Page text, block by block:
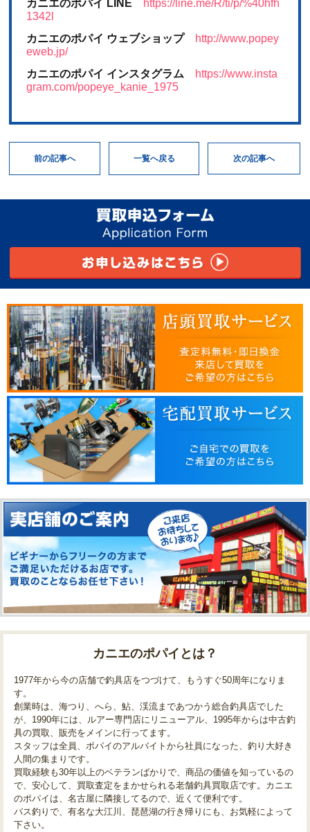
カニエのポパイ LINE
https://line.me/R/ti/p/%40hfh
1342l
カニエのポパイ ウェブショップ
http://www.popey
eweb.jp/
カニエのポパイ インスタグラム
https://www.insta
gram.com/popeye_kanie_1975
前の記事へ 一覧へ戻る 次の記事へ
カニエのポパイとは？
1977年から今の店舗で釣具店をつづけて、もうすぐ50周年になりま
す。
創業時は、海つり、へら、鮎、渓流まであつかう総合釣具店でした
が、1990年には、ルアー専門店にリニューアル、1995年からは中古釣
具の買取、販売をメインに行ってます。
スタッフは全員、ポパイのアルバイトから社員になった、釣り大好き
人間の集まりです。
買取経験も30年以上のベテランばかりで、商品の価値を知っているの
で、安心して、買取査定をまかせられる老舗釣具買取店です。カニエ
のポパイは、名古屋に隣接してるので、近くて便利です。
バス釣りで、有名な大江川、琵琶湖の行き帰りにも、お気軽によって
下さい。